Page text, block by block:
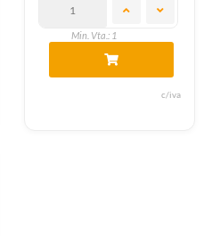
Min. Vta.: 1
c/iva